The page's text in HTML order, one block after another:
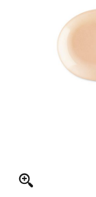
Full